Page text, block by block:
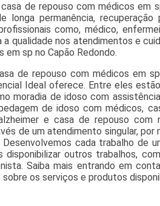
de repouso com médicos em
longa permanência,
como, médico,
a qualidade nos atendimentos e
em sp no Capão Redondo.
de repouso com médicos em
Ideal oferece. Entre eles
moradia de idoso com
de idoso com médicos,
e casa de repouso com
de um atendimento singular,
Desenvolvemos cada trabalho de
disponibilizar outros trabalhos,
Saiba mais entrando em
sobre os serviços e produtos